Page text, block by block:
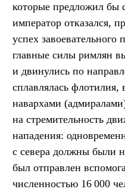
которые предложил бы
император отказался,
успех завоевательного
главные силы римлян
и двинулись по
сплавлялась флотилия,
навархами
на стремительность
нападения:
с севера должны были
был отправлен
численностью 16 000